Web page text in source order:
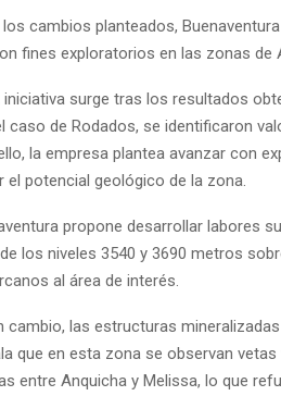
cambios planteados,
fines exploratorios en las zonas de
iniciativa surge tras los resultados
caso de Rodados, se identificaron
la empresa plantea avanzar con
el potencial geológico de la zona.
propone desarrollar labores
los niveles 3540 y 3690 metros
al área de interés.
cambio, las estructuras
que en esta zona se observan
entre Anquicha y Melissa, lo que